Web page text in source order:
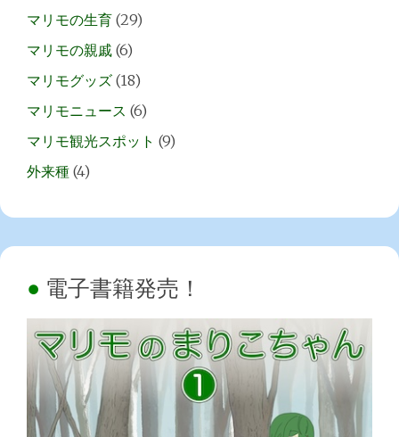
マリモの生育 (29)
マリモの親戚 (6)
マリモグッズ (18)
マリモニュース (6)
マリモ観光スポット (9)
外来種 (4)
電子書籍発売！